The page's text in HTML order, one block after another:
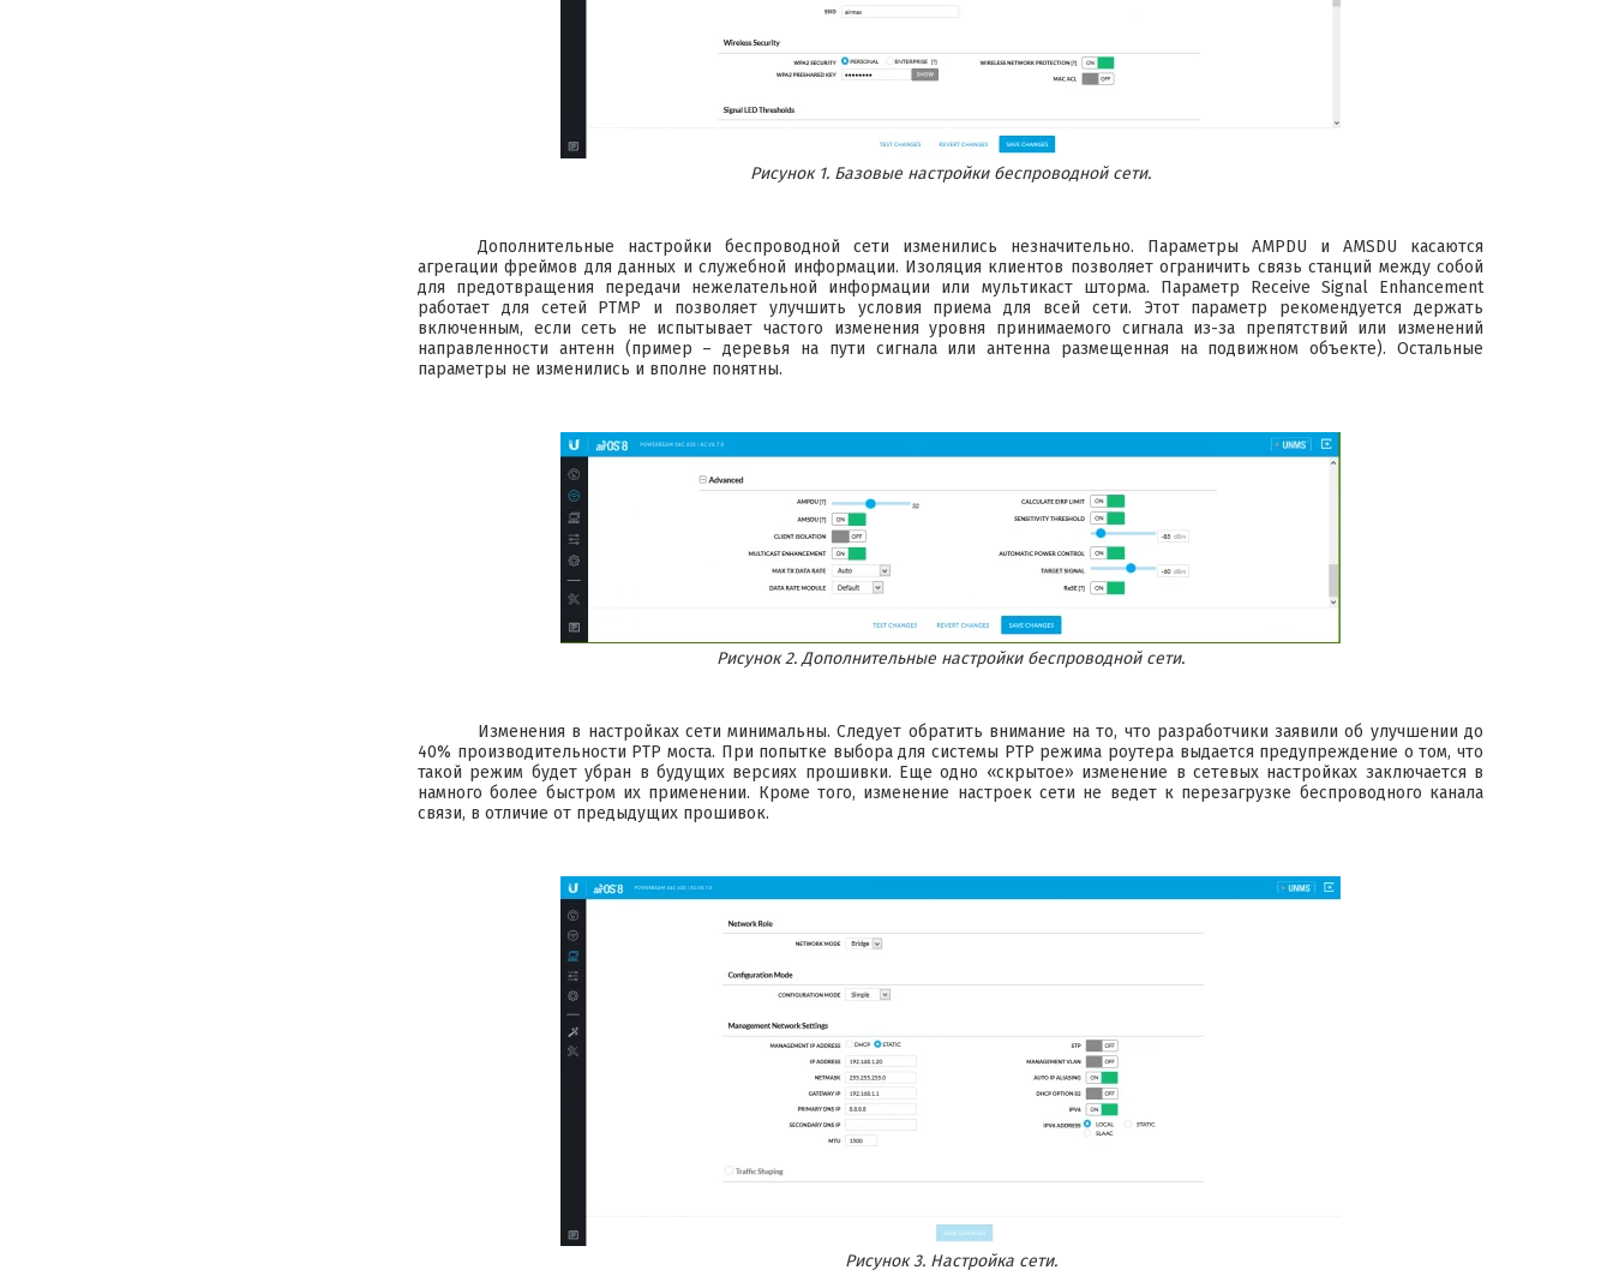
Рисунок 1. Базовые настройки беспроводной сети.
Дополнительные настройки беспроводной сети изменились незначительно. Параметры AMPDU и AMSDU касаются
агрегации фреймов для данных и служебной информации. Изоляция клиентов позволяет ограничить связь станций между собой
для предотвращения передачи нежелательной информации или мультикаст шторма. Параметр Receive Signal Enhancement
работает для сетей PTMP и позволяет улучшить условия приема для всей сети. Этот параметр рекомендуется держать
включенным, если сеть не испытывает частого изменения уровня принимаемого сигнала из-за препятствий или изменений
направленности антенн (пример – деревья на пути сигнала или антенна размещенная на подвижном объекте). Остальные
параметры не изменились и вполне понятны.
Рисунок 2. Дополнительные настройки беспроводной сети.
Изменения в настройках сети минимальны. Следует обратить внимание на то, что разработчики заявили об улучшении до
40% производительности PTP моста. При попытке выбора для системы PTP режима роутера выдается предупреждение о том, что
такой режим будет убран в будущих версиях прошивки. Еще одно «скрытое» изменение в сетевых настройках заключается в
намного более быстром их применении. Кроме того, изменение настроек сети не ведет к перезагрузке беспроводного канала
связи, в отличие от предыдущих прошивок.
Рисунок 3. Настройка сети.